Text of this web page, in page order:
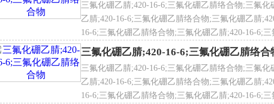
分子量108.86
中文名三氟化硼乙腈络合物
三氟化硼乙腈;420-16-6;三氟化硼乙腈络合物;三氟
乙腈;420-16-6;三氟化硼乙腈络合物;三氟化硼乙腈
16-6;三氟化硼乙腈络合物;三氟化硼乙腈;420-16-6;
化硼乙腈络合物;三氟化硼乙腈;420-16-6;三氟化硼乙
三氟化硼乙腈;420-16-6;三氟化硼乙腈络合
三氟化硼乙腈;420-16-6;三氟化硼乙腈络合物;三氟
乙腈;420-16-6;三氟化硼乙腈络合物;三氟化硼乙腈
16-6;三氟化硼乙腈络合物;三氟化硼乙腈;420-16-6;